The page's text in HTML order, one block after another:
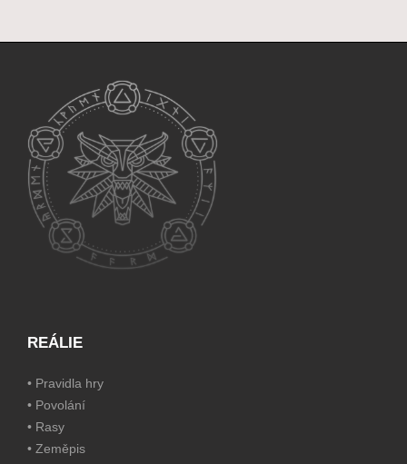
REÁLIE
• Pravidla hry
• Povolání
• Rasy
• Zeměpis